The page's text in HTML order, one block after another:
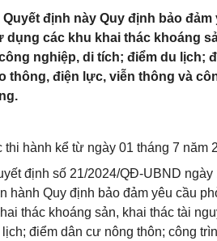
định này Quy định bảo
dụng các khu khai thác khoáng
nghiệp, di tích; điểm du lịch;
thông, điện lực, viễn thông và
hành kể từ ngày 01 tháng 7 năm
định số 21/2024/QĐ-UBND
hành Quy định bảo đảm yêu cầu
thác khoáng sản, khai thác tài
điểm dân cư nông thôn; công